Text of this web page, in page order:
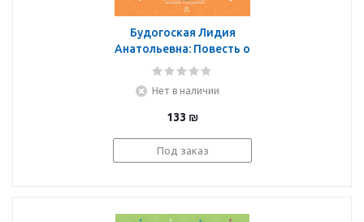
Будогоская Лидия
Анатольевна: Повесть о
рыжей девочке
Нет в наличии
133 ₪
Под заказ